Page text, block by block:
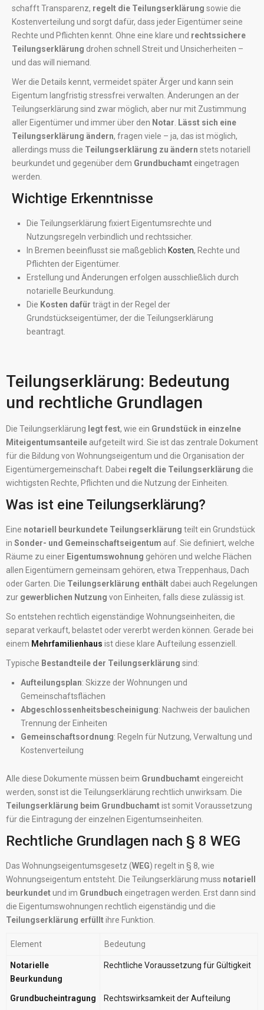
schafft Transparenz, regelt die Teilungserklärung sowie die
Kostenverteilung und sorgt dafür, dass jeder Eigentümer seine
Rechte und Pflichten kennt. Ohne eine klare und rechtssichere
Teilungserklärung drohen schnell Streit und Unsicherheiten –
und das will niemand.
Wer die Details kennt, vermeidet später Ärger und kann sein
Eigentum langfristig stressfrei verwalten. Änderungen an der
Teilungserklärung sind zwar möglich, aber nur mit Zustimmung
aller Eigentümer und immer über den Notar
Lässt sich eine
Teilungserklärung ändern, fragen viele – ja, das ist möglich,
allerdings muss die Teilungserklärung zu ändern stets notariell
beurkundet und gegenüber dem Grundbuchamt eingetragen
werden.
Wichtige Erkenntnisse
Die Teilungserklärung fixiert Eigentumsrechte und
Nutzungsregeln verbindlich und rechtssicher.
In Bremen beeinflusst sie maßgeblich Kosten, Rechte und
Pflichten der Eigentümer.
Erstellung und Änderungen erfolgen ausschließlich durch
notarielle Beurkundung.
Die Kosten dafür trägt in der Regel der
Grundstückseigentümer, der die Teilungserklärung
beantragt.
Teilungserklärung: Bedeutung
und rechtliche Grundlagen
Die Teilungserklärung legt fest, wie ein Grundstück in einzelne
Miteigentumsanteile aufgeteilt wird. Sie ist das zentrale Dokument
für die Bildung von Wohnungseigentum und die Organisation der
Eigentümergemeinschaft. Dabei regelt die Teilungserklärung die
wichtigsten Rechte, Pflichten und die Nutzung der Einheiten.
Was ist eine Teilungserklärung?
Eine notariell beurkundete Teilungserklärung teilt ein Grundstück
in Sonder- und Gemeinschaftseigentum auf. Sie definiert, welche
Räume zu einer Eigentumswohnung gehören und welche Flächen
allen Eigentümern gemeinsam gehören, etwa Treppenhaus, Dach
oder Garten. Die Teilungserklärung enthält dabei auch Regelungen
zur gewerblichen Nutzung von Einheiten, falls diese zulässig ist.
So entstehen rechtlich eigenständige Wohnungseinheiten, die
separat verkauft, belastet oder vererbt werden können. Gerade bei
einem Mehrfamilienhaus ist diese klare Aufteilung essenziell.
Typische Bestandteile der Teilungserklärung sind:
Aufteilungsplan: Skizze der Wohnungen und
Gemeinschaftsflächen
Abgeschlossenheitsbescheinigung: Nachweis der baulichen
Trennung der Einheiten
Gemeinschaftsordnung: Regeln für Nutzung, Verwaltung und
Kostenverteilung
Alle diese Dokumente müssen beim Grundbuchamt eingereicht
werden, sonst ist die Teilungserklärung rechtlich unwirksam. Die
Teilungserklärung beim Grundbuchamtist somit Voraussetzung
für die Eintragung der einzelnen Eigentumseinheiten.
Rechtliche Grundlagen nach § 8 WEG
Das Wohnungseigentumsgesetz (WEG) regelt in § 8, wie
Wohnungseigentum entsteht. Die Teilungserklärung muss notariell
beurkundetund im Grundbuch eingetragen werden. Erst dann sind
die Eigentumswohnungen rechtlich eigenständig und die
Teilungserklärung erfülltihre Funktion.
Element Bedeutung
Notarielle
Beurkundung
Rechtliche Voraussetzung für Gültigkeit
Grundbucheintragung Rechtswirksamkeit der Aufteilung